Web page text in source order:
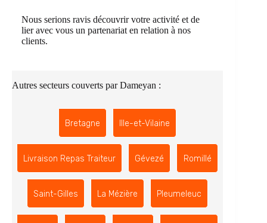
Nous serions ravis découvrir votre activité et de
lier avec vous un partenariat en relation à nos
clients.
Autres secteurs couverts par Dameyan :
Bretagne Ille-et-Vilaine
Livraison Repas Traiteur Gévezé Romillé
Saint-Gilles La Mézière Pleumeleuc